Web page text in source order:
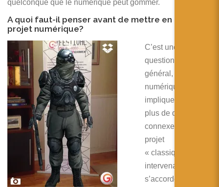
quelconque que le numérique peut gommer.
A quoi faut-il penser avant de mettre en place un
projet numérique?
C’est une vaste
question car en
général, un projet
numérique
implique beaucoup
plus de domaines
connexes d’un
projet
« classique ». Les
intervenants
s’accordent sur un